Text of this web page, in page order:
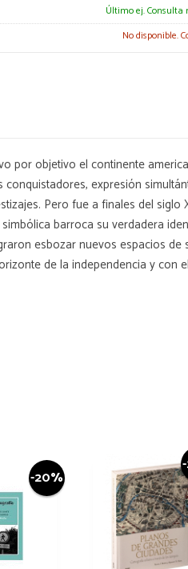
Último ej. Consulta
No disponible.
objetivo el continente
expresión
Pero fue a finales del
barroca su verdadera
esbozar nuevos espacios
de la independencia y
-20%